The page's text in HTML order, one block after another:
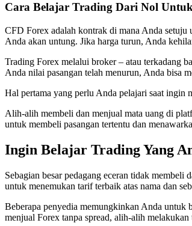
Cara Belajar Trading Dari Nol
CFD Forex adalah kontrak di mana Anda
Anda akan untung. Jika harga turun, Anda
Trading Forex melalui broker – atau terkadang
Anda nilai pasangan telah menurun, Anda bisa
Hal pertama yang perlu Anda pelajari saat ingin
Alih-alih membeli dan menjual mata uang di
untuk membeli pasangan tertentu dan
Ingin Belajar Trading Yang
Sebagian besar pedagang eceran tidak membeli
untuk menemukan tarif terbaik atas nama dan
Beberapa penyedia memungkinkan Anda untuk
menjual Forex tanpa spread, alih-alih